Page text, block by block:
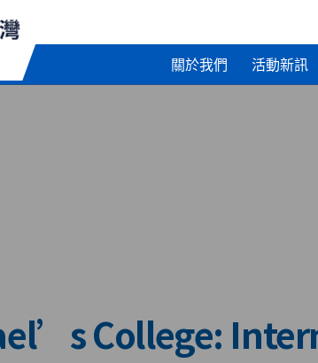
關於我們 活動新訊
College: